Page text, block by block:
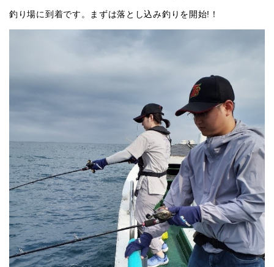
釣り場に到着です。まずは落とし込み釣りを開始!！